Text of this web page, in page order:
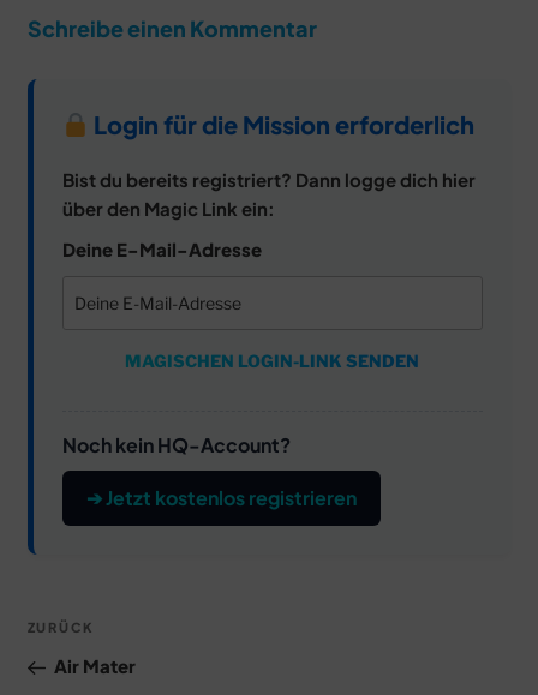
Schreibe einen Kommentar
Login für die Mission erforderlich
Bist du bereits registriert? Dann logge dich hier
über den Magic Link ein:
Deine E-Mail-Adresse
MAGISCHEN LOGIN-LINK SENDEN
Noch kein HQ-Account?
➔ Jetzt kostenlos registrieren
Beitragsnavigation
Vorheriger
Beitrag
ZURÜCK
Air Mater